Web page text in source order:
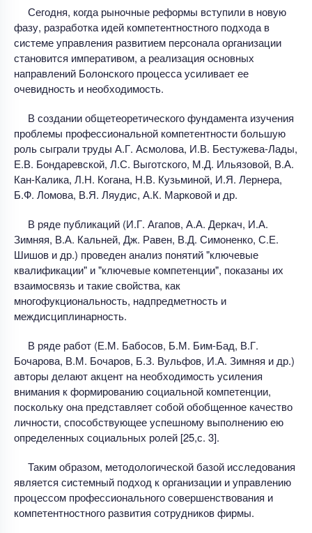
Сегодня, когда рыночные реформы вступили в новую
фазу, разработка идей компетентностного подхода в
системе управления развитием персонала организации
становится императивом, а реализация основных
направлений Болонского процесса усиливает ее
очевидность и необходимость.
В создании общетеоретического фундамента изучения
проблемы профессиональной компетентности большую
роль сыграли труды А.Г. Асмолова, И.В. Бестужева-Лады,
Е.В. Бондаревской, Л.С. Выготского, М.Д. Ильязовой, В.А.
Кан-Калика, Л.Н. Когана, Н.В. Кузьминой, И.Я. Лернера,
Б.Ф. Ломова, В.Я. Ляудис, А.К. Марковой и др.
В ряде публикаций (И.Г. Агапов, А.А. Деркач, И.А.
Зимняя, В.А. Кальней, Дж. Равен, В.Д. Симоненко, С.Е.
Шишов и др.) проведен анализ понятий "ключевые
квалификации" и "ключевые компетенции", показаны их
взаимосвязь и такие свойства, как
многофукциональность, надпредметность и
междисциплинарность.
В ряде работ (Е.М. Бабосов, Б.М. Бим-Бад, В.Г.
Бочарова, В.М. Бочаров, Б.З. Вульфов, И.А. Зимняя и др.)
авторы делают акцент на необходимость усиления
внимания к формированию социальной компетенции,
поскольку она представляет собой обобщенное качество
личности, способствующее успешному выполнению ею
определенных социальных ролей [25,с. 3].
Таким образом, методологической базой исследования
является системный подход к организации и управлению
процессом профессионального совершенствования и
компетентностного развития сотрудников фирмы.